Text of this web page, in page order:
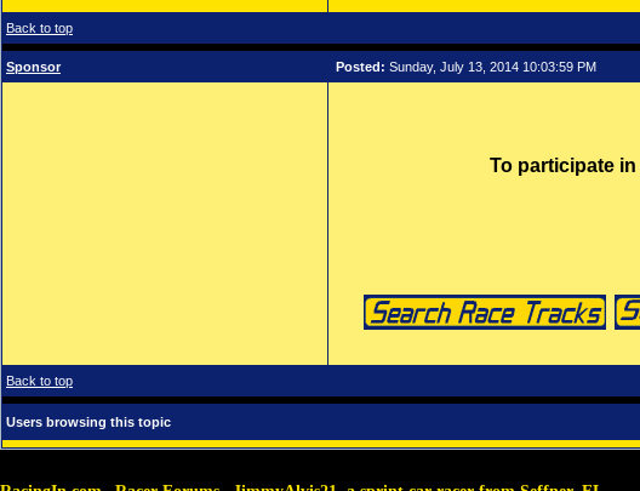
Back to top
Sponsor Posted: Sunday, July 13, 2014 10:03:59 PM
To participate
Back to top
Users browsing this topic